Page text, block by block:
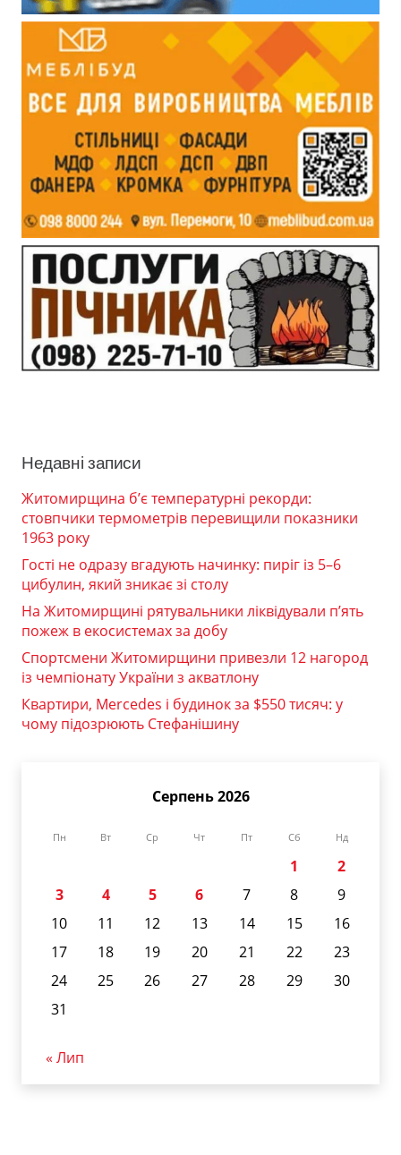
Недавні записи
Житомирщина б’є температурні рекорди:
стовпчики термометрів перевищили показники
1963 року
Гості не одразу вгадують начинку: пиріг із 5–6
цибулин, який зникає зі столу
На Житомирщині рятувальники ліквідували п’ять
пожеж в екосистемах за добу
Спортсмени Житомирщини привезли 12 нагород
із чемпіонату України з акватлону
Квартири, Mercedes і будинок за $550 тисяч: у
чому підозрюють Стефанішину
Серпень 2026
Пн Вт Ср Чт Пт Сб Нд
1
2
3
4 5 6 7 8
9
10
11 12 13 14 15
16
17
18 19 20 21 22
23
24
25 26 27 28 29
30
31
« Лип